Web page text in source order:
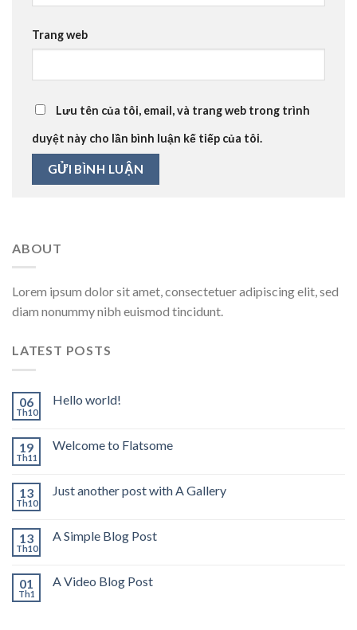
Trang web
Lưu tên của tôi, email, và trang web trong trình
duyệt này cho lần bình luận kế tiếp của tôi.
ABOUT
Lorem ipsum dolor sit amet, consectetuer adipiscing elit, sed
diam nonummy nibh euismod tincidunt.
LATEST POSTS
06
Th10
Hello world!
19
Th11
Welcome to Flatsome
13
Th10
Just another post with A Gallery
13
Th10
A Simple Blog Post
01
Th1
A Video Blog Post